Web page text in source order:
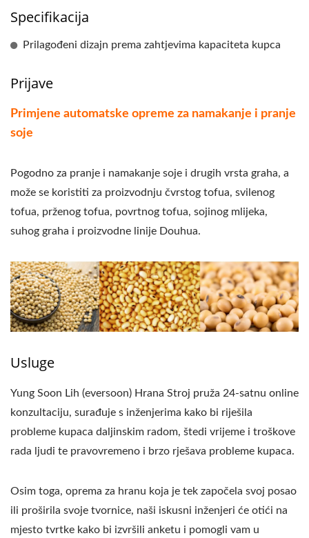
Specifikacija
Prilagođeni dizajn prema zahtjevima kapaciteta kupca
Prijave
Primjene automatske opreme za namakanje i pranje
soje
Pogodno za pranje i namakanje soje i drugih vrsta graha, a
može se koristiti za proizvodnju čvrstog tofua, svilenog
tofua, prženog tofua, povrtnog tofua, sojinog mlijeka,
suhog graha i proizvodne linije Douhua.
Usluge
Yung Soon Lih (eversoon) Hrana Stroj pruža 24-satnu online
konzultaciju, surađuje s inženjerima kako bi riješila
probleme kupaca daljinskim radom, štedi vrijeme i troškove
rada ljudi te pravovremeno i brzo rješava probleme kupaca.
Osim toga, oprema za hranu koja je tek započela svoj posao
ili proširila svoje tvornice, naši iskusni inženjeri će otići na
mjesto tvrtke kako bi izvršili anketu i pomogli vam u